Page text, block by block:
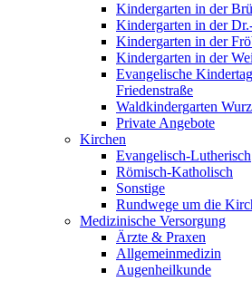
Kindergarten in der
Kindergarten in der
Kindergarten in der
Kindergarten in der
Evangelische
Friedenstraße
Waldkindergarten
Private Angebote
Kirchen
Evangelisch-Lutherisch
Römisch-Katholisch
Sonstige
Rundwege um die
Medizinische Versorgung
Ärzte & Praxen
Allgemeinmedizin
Augenheilkunde